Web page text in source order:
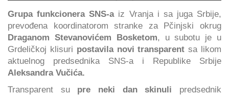
Grupa funkcionera SNS-aiz Vranja i sa juga Srbije,
prevođena koordinatorom stranke za Pčinjski okrug
Draganom Stevanovićem Bosketom, u subotu je u
Grdeličkoj klisuri postavila novi transparentsa likom
aktuelnog predsednika SNS-a i Republike Srbije
Aleksandra Vučića.
Transparent su pre neki dan skinuli predsednik